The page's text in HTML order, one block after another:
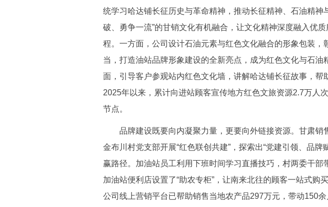
统学习哈达铺长征历史与革命精神，推动长征精神、石油精神
破、勇争一流”的甘销文化有机融合，让文化精神深度融入优
程。一方面，公司设计石油元素与红色文化融合的形象包装，
当，打造油站品牌形象建设的全新亮点，成为红色文化与石油
面，引导客户参观站内红色文化墙，讲解哈达铺长征故事，帮
2025年以来，累计向进站顾客宣传地方红色文旅资源2.7万人
节点。
品牌建设既要向内凝聚力量，更要向外链接资源。甘肃销
金布川村党支部开展“红色联创共建”，探索出“党建引领、品牌
赢路径。加油站员工利用下班时间学习直播技巧，村两委干部
加油站便利店设置了“助农专柜”，让南来北往的顾客一站式购
公司线上营销平台已帮助销售当地农产品297万元，带动150余